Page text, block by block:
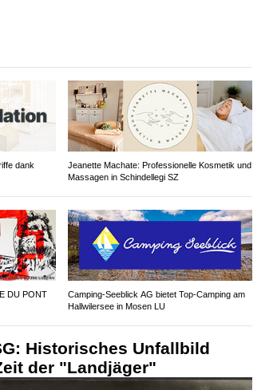
dank
Jeanette Machate: Professionelle Kosmetik und
Massagen in Schindellegi SZ
DU PONT
Camping-Seeblick AG bietet Top-Camping am
Hallwilersee in Mosen LU
Historisches Unfallbild
der "Landjäger"